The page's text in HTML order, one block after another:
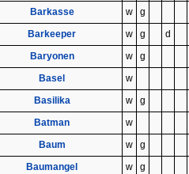
Barkasse
w
g
Barkeeper
w g
d
Baryonen
w
g
Basel
w
Basilika
w
g
Batman
w
Baum
w
g
Baumangel
w
g